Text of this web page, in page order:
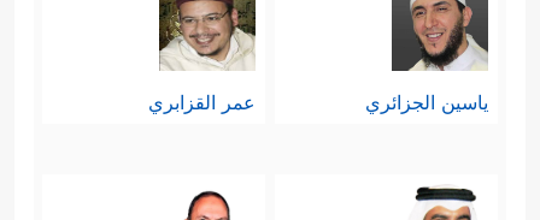
ياسين الجزائري عمر القزابري